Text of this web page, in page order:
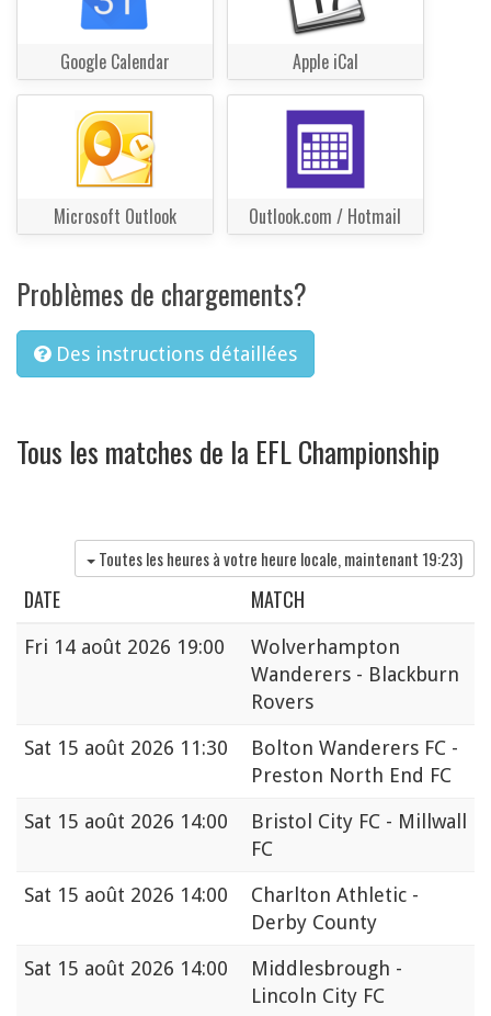
Google Calendar Apple iCal
Microsoft Outlook Outlook.com / Hotmail
Problèmes de chargements?
Des instructions détaillées
Tous les matches de la EFL Championship
Toutes les heures à votre heure locale, maintenant 19:23)
DATE MATCH
Fri 14 août 2026 19:00
Wolverhampton
Wanderers - Blackburn
Rovers
Sat 15 août 2026 11:30
Bolton Wanderers FC -
Preston North End FC
Sat 15 août 2026 14:00
Bristol City FC - Millwall
FC
Sat 15 août 2026 14:00
Charlton Athletic -
Derby County
Sat 15 août 2026 14:00
Middlesbrough -
Lincoln City FC